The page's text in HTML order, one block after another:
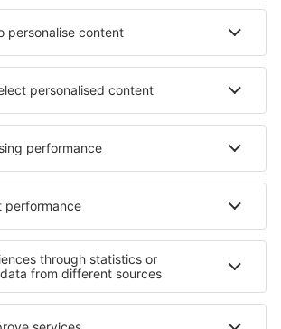
Unterkunft in Auberg
- Regionen
Unterkunft in Pennsylvania
Dunes National Park
Smoky Mountains
Unterkunft in Dubrovnik Riviera
Unterkunft in Paros